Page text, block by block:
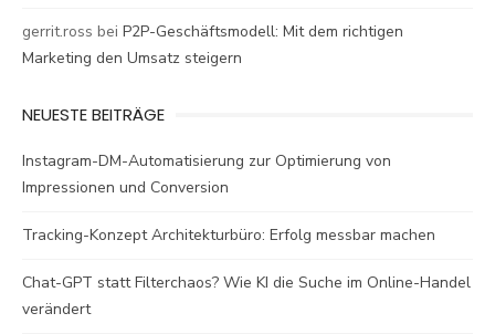
gerrit.ross bei P2P-Geschäftsmodell: Mit dem richtigen
Marketing den Umsatz steigern
NEUESTE BEITRÄGE
Instagram-DM-Automatisierung zur Optimierung von
Impressionen und Conversion
Tracking-Konzept Architekturbüro: Erfolg messbar machen
Chat-GPT statt Filterchaos? Wie KI die Suche im Online-Handel
verändert